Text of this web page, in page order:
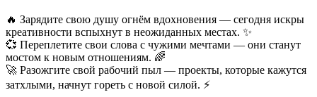
🔥 Зарядите свою душу огнём вдохновения — сегодня искры
креативности вспыхнут в неожиданных местах. ✨
💞 Переплетите свои слова с чужими мечтами — они станут
мостом к новым отношениям. 🌈
🚀 Разожгите свой рабочий пыл — проекты, которые кажутся
затхлыми, начнут гореть с новой силой. ⚡